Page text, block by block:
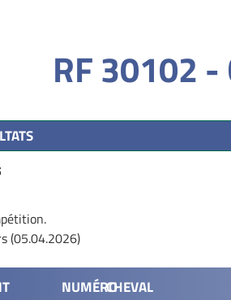
RF 30102 -
(05.04.2026)
NUMÉROCHEVAL